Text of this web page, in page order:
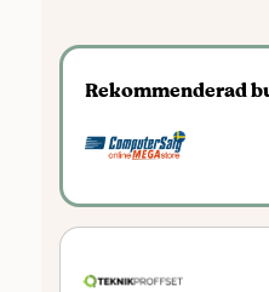
Effekt: 3000
Automatisk
Övriga
Ergonomiskt
avstängning,
Ger ett väldigt
Enkelt att förstå
Nackdelar
Något tungt
Rekommenderad